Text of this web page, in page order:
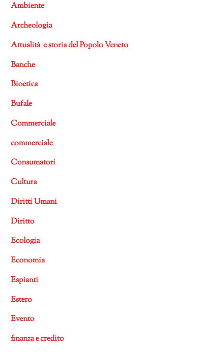
Ambiente
Archeologia
Attualità e storia del Popolo Veneto
Banche
Bioetica
Bufale
Commerciale
commerciale
Consumatori
Cultura
Diritti Umani
Diritto
Ecologia
Economia
Espianti
Estero
Evento
finanza e credito